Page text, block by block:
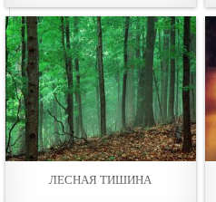
ЛЕСНАЯ ТИШИНА